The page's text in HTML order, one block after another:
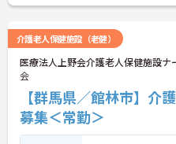
介護老人保健施設（老健）
医療法人上野会介護老人保健施設ナ
会
【群馬県／館林市】介
募集＜常勤＞